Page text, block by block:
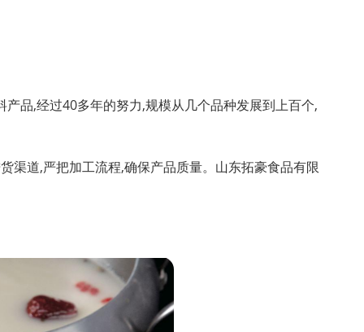
品,经过40多年的努力,规模从几个品种发展到上百个,
渠道,严把加工流程,确保产品质量。 山东拓豪食品有限